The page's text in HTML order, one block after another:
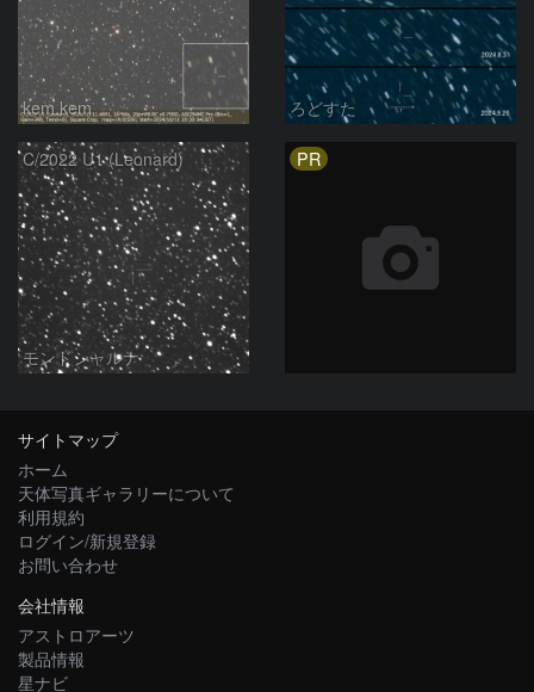
kem.kem ろどすた
C/2022 U1 (Leonard)
モンドシャルナ
PR
サイトマップ
ホーム
天体写真ギャラリーについて
利用規約
ログイン/新規登録
お問い合わせ
会社情報
アストロアーツ
製品情報
星ナビ